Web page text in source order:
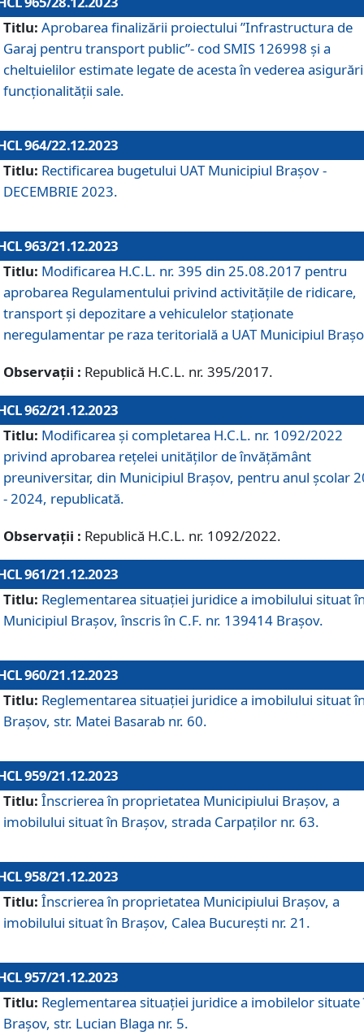
Titlu: Aprobarea finalizării proiectului ”Infrastructura de
Garaj pentru transport public”- cod SMIS 126998 și a
cheltuielilor estimate legate de acesta în vederea
funcționalității sale.
964/22.12.2023
Titlu: Rectificarea bugetului UAT Municipiul Braşov -
DECEMBRIE 2023.
963/21.12.2023
Titlu: Modificarea H.C.L. nr. 395 din 25.08.2017 pentru
aprobarea Regulamentului privind activitățile de ridicare,
transport şi depozitare a vehiculelor staționate
neregulamentar pe raza teritorială a UAT Municipiul
Observații : Republică H.C.L. nr. 395/2017.
962/21.12.2023
Titlu: Modificarea și completarea H.C.L. nr. 1092/2022
privind aprobarea rețelei unităților de învăţământ
preuniversitar, din Municipiul Braşov, pentru anul școlar
- 2024, republicată.
Observații : Republică H.C.L. nr. 1092/2022.
961/21.12.2023
Titlu: Reglementarea situației juridice a imobilului situat
Municipiul Brașov, înscris în C.F. nr. 139414 Brașov.
960/21.12.2023
Titlu: Reglementarea situației juridice a imobilului situat
Brașov, str. Matei Basarab nr. 60.
959/21.12.2023
Titlu: Înscrierea în proprietatea Municipiului Brașov, a
imobilului situat în Brașov, strada Carpaților nr. 63.
958/21.12.2023
Titlu: Înscrierea în proprietatea Municipiului Brașov, a
imobilului situat în Brașov, Calea București nr. 21.
957/21.12.2023
Titlu: Reglementarea situației juridice a imobilelor situate
Brașov, str. Lucian Blaga nr. 5.